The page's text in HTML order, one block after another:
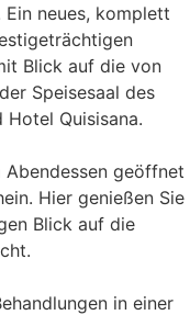
Ein neues, komplett
Blick auf die von
Speisesaal des
Hotel Quisisana.
Abendessen geöffnet
Hier genießen Sie
Blick auf die
in einer